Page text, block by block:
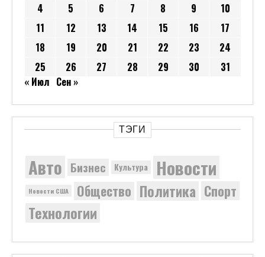
4
5 6 7 8 9
10
11
12 13 14 15 16
17
18
19 20 21 22 23
24
25
26 27 28 29 30
31
« Июл Сен »
ТЭГИ
Авто Бизнес Культура Новости
Новости США Общество Политика Спорт
Технологии